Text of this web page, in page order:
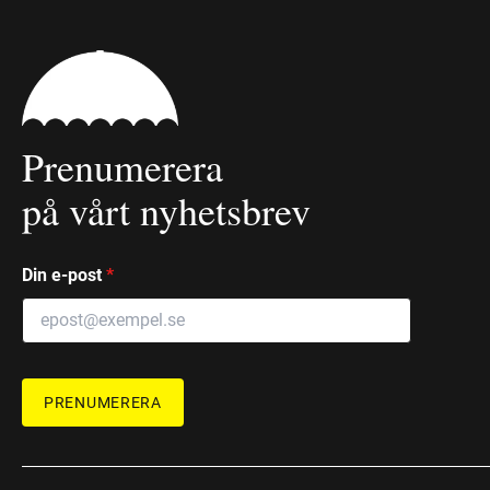
Prenumerera
på vårt nyhetsbrev
Din e-post *
PRENUMERERA